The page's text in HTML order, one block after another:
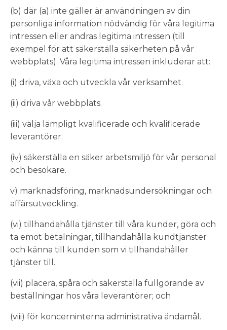
(b) där (a) inte gäller är användningen av din
personliga information nödvändig för våra legitima
intressen eller andras legitima intressen (till
exempel för att säkerställa säkerheten på vår
webbplats). Våra legitima intressen inkluderar att:
(i) driva, växa och utveckla vår verksamhet.
(ii) driva vår webbplats.
(iii) välja lämpligt kvalificerade och kvalificerade
leverantörer.
(iv) säkerställa en säker arbetsmiljö för vår personal
och besökare.
v) marknadsföring, marknadsundersökningar och
affärsutveckling.
(vi) tillhandahålla tjänster till våra kunder, göra och
ta emot betalningar, tillhandahålla kundtjänster
och känna till kunden som vi tillhandahåller
tjänster till.
(vii) placera, spåra och säkerställa fullgörande av
beställningar hos våra leverantörer; och
(viii) för koncerninterna administrativa ändamål.